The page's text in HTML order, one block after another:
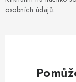
osobních údajů.